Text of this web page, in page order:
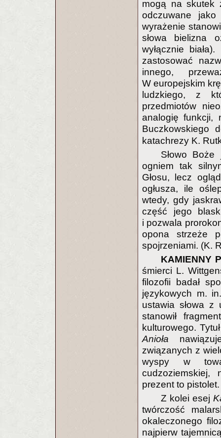
mogą na skutek
odczuwane jako
wyrażenie
słowa bielizna
wyłącznie
zastosować
innego,
W europejskim
ludzkiego, z
przedmiotów
analogię funkcji,
Buczkowskiego
katachrezy K.
Słowo
ogniem tak
Głosu, lecz
ogłusza, ile
wtedy, gdy
część jego
i pozwala
opona strzeże
spojrzeniami. (K.
KAMIENNY
śmierci L.
filozofii badał
językowych m.
ustawia słowa
stanowił
kulturowego.
Anioła
związanych z
wyspy w
cudzoziemskiej,
prezent to pistolet.
Z kolei esej
twórczość
okaleczonego
najpierw